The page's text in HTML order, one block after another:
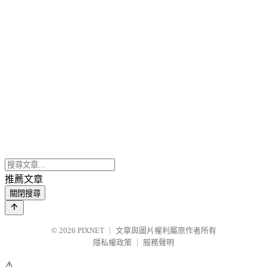
推薦文章
關閉搜尋
© 2026 PIXNET
文章與圖片權利屬原作者所有
隱私權政策
服務聲明
⚠️